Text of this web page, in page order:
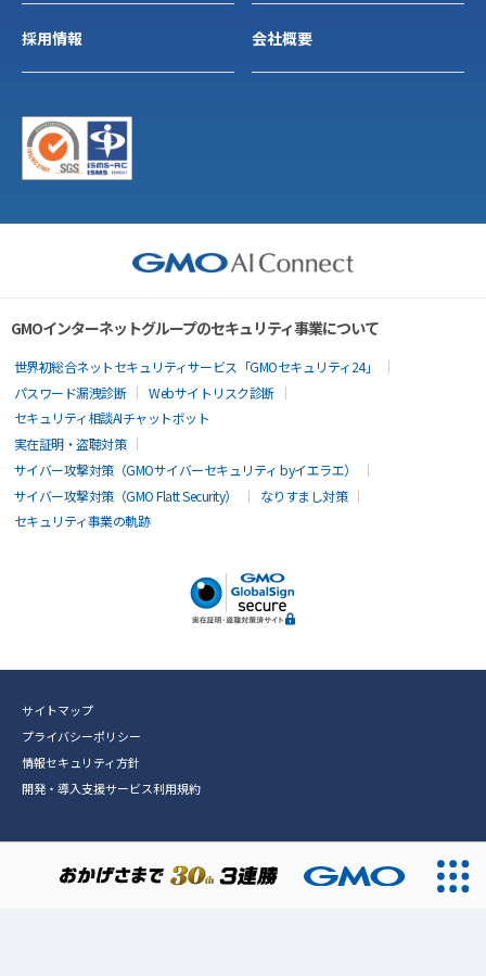
採用情報 会社概要
GMOインターネットグループのセキュリティ事業について
世界初総合ネットセキュリティサービス「GMOセキュリティ24」
パスワード漏洩診断
Webサイトリスク診断
セキュリティ相談AIチャットボット
実在証明・盗聴対策
サイバー攻撃対策（GMOサイバーセキュリティ byイエラエ）
サイバー攻撃対策（GMO Flatt Security）
なりすまし対策
セキュリティ事業の軌跡
サイトマップ
プライバシーポリシー
情報セキュリティ方針
開発・導入支援サービス利用規約